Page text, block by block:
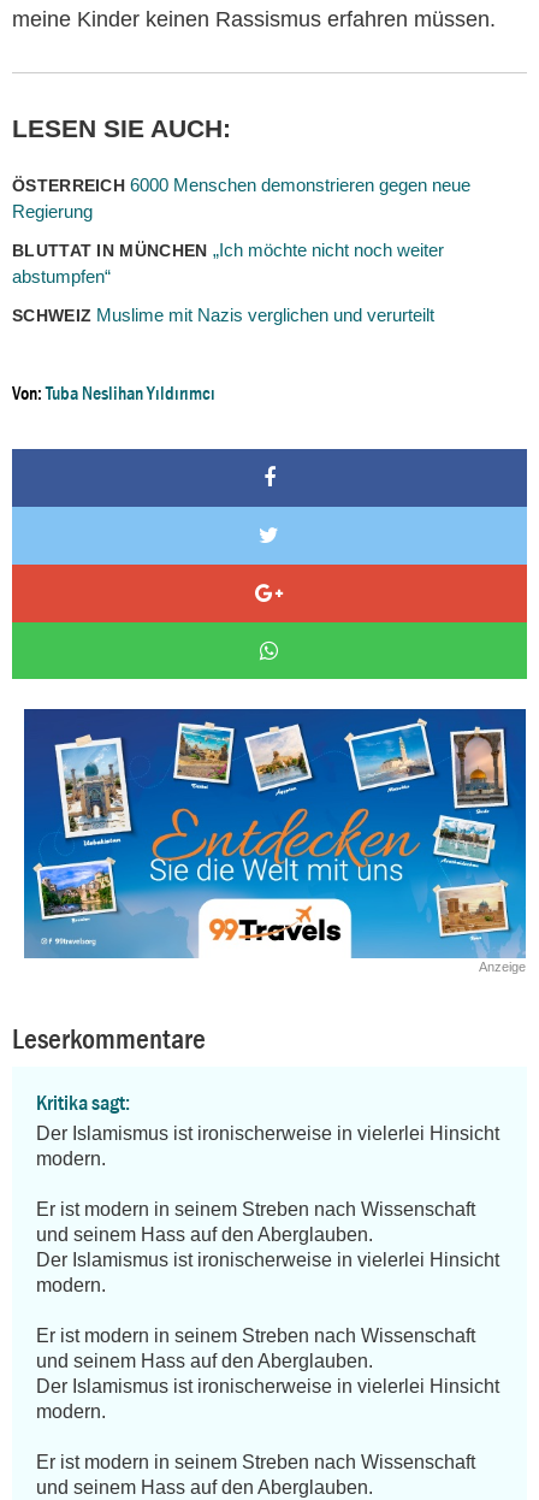
meine Kinder keinen Rassismus erfahren müssen.
LESEN SIE AUCH:
ÖSTERREICH6000 Menschen demonstrieren gegen neue
Regierung
BLUTTAT IN MÜNCHEN „Ich möchte nicht noch weiter
abstumpfen“
SCHWEIZ Muslime mit Nazis verglichen und verurteilt
Von:Tuba Neslihan Yıldırımcı
Anzeige
Leserkommentare
Kritika sagt:
Der Islamismus ist ironischerweise in vielerlei Hinsicht
modern.
Er ist modern in seinem Streben nach Wissenschaft
und seinem Hass auf den Aberglauben.
Der Islamismus ist ironischerweise in vielerlei Hinsicht
modern.
Er ist modern in seinem Streben nach Wissenschaft
und seinem Hass auf den Aberglauben.
Der Islamismus ist ironischerweise in vielerlei Hinsicht
modern.
Er ist modern in seinem Streben nach Wissenschaft
und seinem Hass auf den Aberglauben.